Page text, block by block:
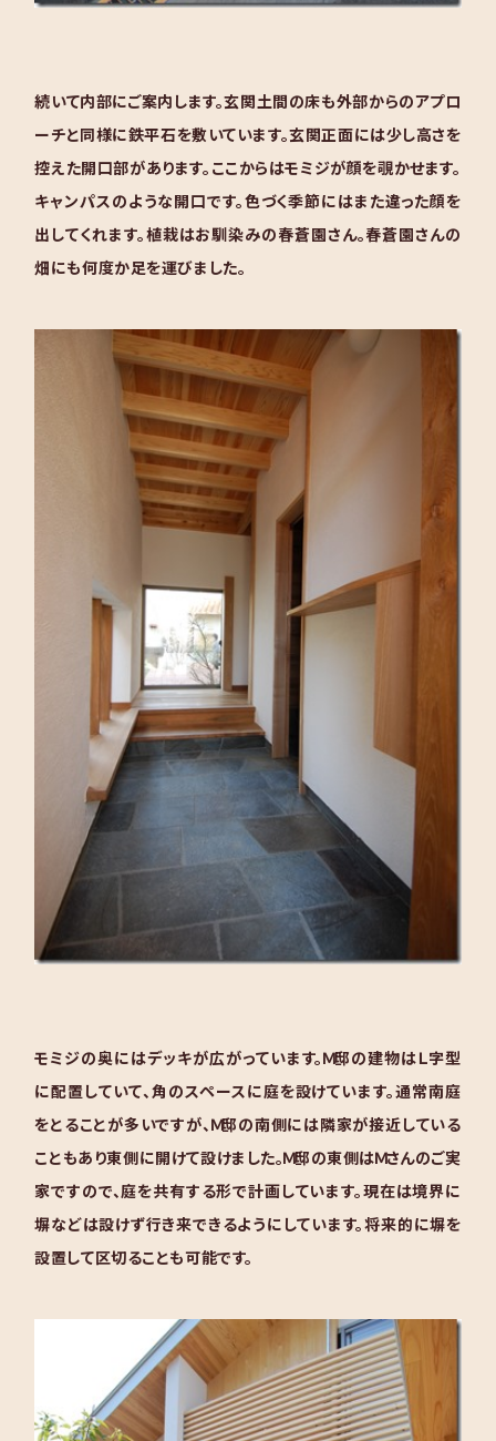
続いて内部にご案内します。玄関土間の床も外部からのアプロ
ーチと同様に鉄平石を敷いています。玄関正面には少し高さを
控えた開口部があります。ここからはモミジが顔を覗かせます。
キャンパスのような開口です。色づく季節にはまた違った顔を
出してくれます。植栽はお馴染みの春蒼園さん。春蒼園さんの
畑にも何度か足を運びました。
モミジの奥にはデッキが広がっています。Ｍ邸の建物はＬ字型
に配置していて、角のスペースに庭を設けています。通常南庭
をとることが多いですが、Ｍ邸の南側には隣家が接近している
こともあり東側に開けて設けました。Ｍ邸の東側はＭさんのご実
家ですので、庭を共有する形で計画しています。現在は境界に
塀などは設けず行き来できるようにしています。将来的に塀を
設置して区切ることも可能です。